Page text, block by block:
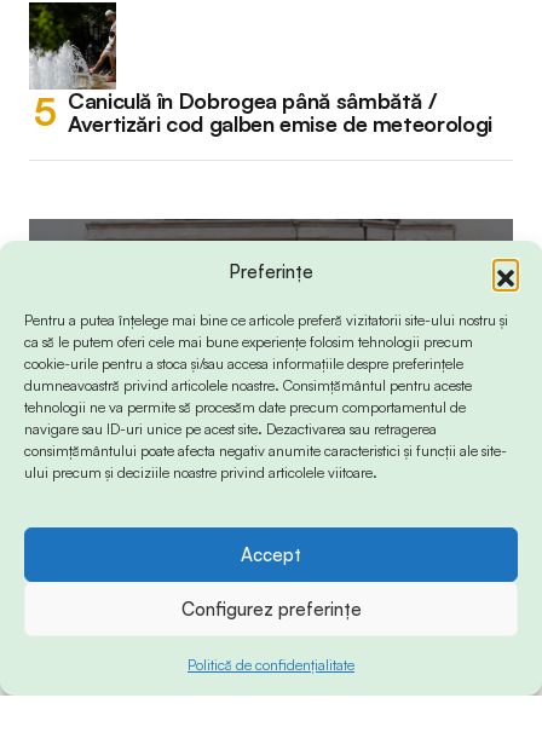
Preferințe
Pentru a putea înțelege mai bine ce articole preferă vizitatorii site-ului nostru și
ca să le putem oferi cele mai bune experiențe folosim tehnologii precum
cookie-urile pentru a stoca și/sau accesa informațiile despre preferințele
dumneavoastră privind articolele noastre. Consimțământul pentru aceste
tehnologii ne va permite să procesăm date precum comportamentul de
navigare sau ID-uri unice pe acest site. Dezactivarea sau retragerea
consimțământului poate afecta negativ anumite caracteristici și funcții ale site-
ului precum și deciziile noastre privind articolele viitoare.
Accept
Configurez preferințe
Politică de confidențialitate
Caniculă în Dobrogea până sâmbătă /
Avertizări cod galben emise de meteorologi